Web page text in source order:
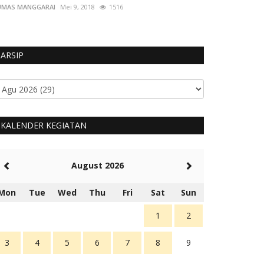
MANGGARAI Mei 9, 2018 1516
ARSIP
KALENDER KEGIATAN
August 2026
Tue Wed Thu Fri Sat Sun
1 2
3 4 5 6 7 8 9